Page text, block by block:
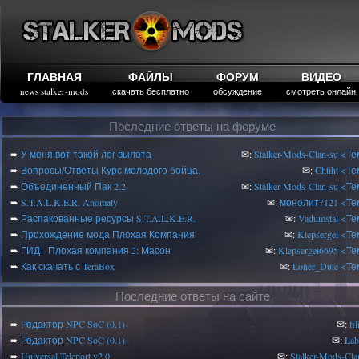
ГЛАВНАЯ
news stalker-mods
ФАЙЛЫ
скачать бесплатно
ФОРУМ
обсуждение
ВИДЕО
смотреть онлайн
Последние ответы на форуме
➨ У меня вот такой лог вылета ✉:Stalker-Mods-Clan-su
➨ Вопросы/Ответы Курс молодого бойца. ✉:Chtiht
➨ Объединенный Пак 2.2 ✉:Stalker-Mods-Clan-su
➨ S.T.A.L.K.E.R. Anomaly ✉:монолит7121
➨ Распакованные ресурсы S.T.A.L.K.E.R. ✉:Vadumstal
➨ Прохождение мода Плохая Компания ✉:Klepsergei
➨ ГИД - Плохая компания 2: Масон ✉:Klepsergei6695
➨ Как скачать с TeraBox ✉:Loner_Dute
Последние ответы на сайте
➨ Редактор NPC SoC (0.1) ✉:
➨ Редактор NPC SoC (0.1) ✉:
➨ Universal Teleport v2.0 ✉:Stalker-Mods-